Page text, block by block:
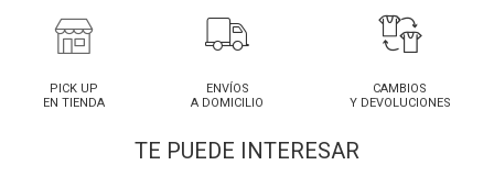
PICK UP
EN TIENDA
ENVÍOS
A DOMICILIO
CAMBIOS
Y DEVOLUCIONES
TE PUEDE INTERESAR